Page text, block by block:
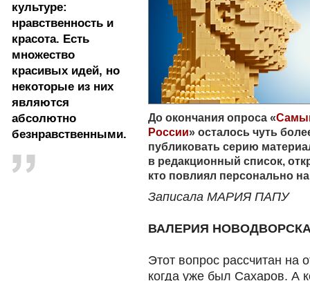
культуре:
нравственность и
красота. Есть
множество
красивых идей, но
некоторые из них
являются
абсолютно
безнравственными.
До окончания опроса «
России» осталось чуть
публиковать серию
в редакционный список,
кто повлиял персонально
Записала МАРИЯ ПАПУ
ВАЛЕРИЯ
Этот вопрос рассчитан на
когда уже был Сахаров. А